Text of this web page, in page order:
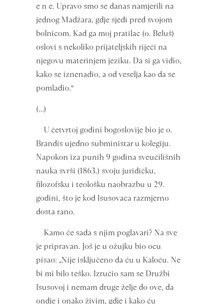
e n e. Upravo smo se danas namjerili na
jednog Madžara, gdje sjedi pred svojom
bolnicom. Kad ga moj pratilac (o. Beluš)
oslovi s nekoliko prijateljskih riječi na
njegovu materinjem jeziku. Da si ga vidio,
kako se iznenadio, a od veselja kao da se
pomladio.“
(…)
U četvrtoj godini bogoslovije bio je o.
Brandis ujedno subministar u kolegiju.
Napokon iza punih 9 godina sveučilišnih
nauka svrši (1863.) svoju juridičku,
filozofsku i teološku naobrazbu u 29.
godini, što je kod Isusovaca razmjerno
dosta rano.
Kamo će sada s njim poglavari? Na sve
je pripravan. Još je u ožujku bio ocu
pisao: „Nije isključeno da ću u Kaloču. Ne
bi mi bilo teško. Izručio sam se Družbi
Isusovoj i nemam druge želje do ove, da
ondje i onako živim, gdje i kako ću